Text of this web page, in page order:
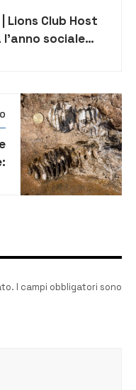
Lions Club Host
sociale
I campi obbligatori sono